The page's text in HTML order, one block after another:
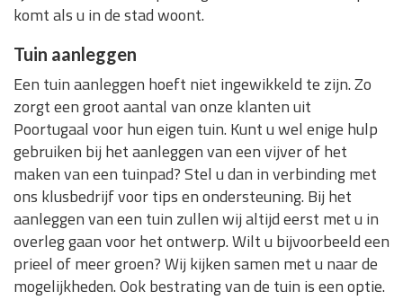
komt als u in de stad woont.
Tuin aanleggen
Een tuin aanleggen hoeft niet ingewikkeld te zijn. Zo
zorgt een groot aantal van onze klanten uit
Poortugaal voor hun eigen tuin. Kunt u wel enige hulp
gebruiken bij het aanleggen van een vijver of het
maken van een tuinpad? Stel u dan in verbinding met
ons klusbedrijf voor tips en ondersteuning. Bij het
aanleggen van een tuin zullen wij altijd eerst met u in
overleg gaan voor het ontwerp. Wilt u bijvoorbeeld een
prieel of meer groen? Wij kijken samen met u naar de
mogelijkheden. Ook bestrating van de tuin is een optie.